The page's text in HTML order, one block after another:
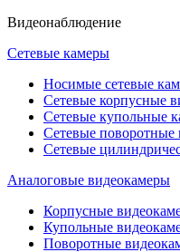
Видеонаблюдение
Сетевые камеры
Носимые сетевые
Сетевые корпусные
Сетевые купольные
Сетевые поворотные
Сетевые
Аналоговые видеокамеры
Корпусные
Купольные
Поворотные